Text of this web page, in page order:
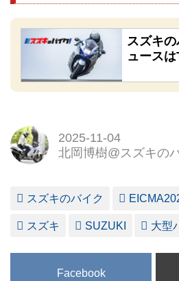
スズキ
ュース
2025-11-04
北岡博樹@スズキの
スズキのバイク
スズキ SUZUKI 大型
Facebook